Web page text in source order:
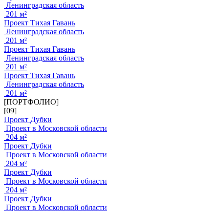
Ленинградская область
201 м²
Проект Тихая Гавань
Ленинградская область
201 м²
Проект Тихая Гавань
Ленинградская область
201 м²
Проект Тихая Гавань
Ленинградская область
201 м²
[ПОРТФОЛИО]
[09]
Проект Дубки
Проект в Московской области
204 м²
Проект Дубки
Проект в Московской области
204 м²
Проект Дубки
Проект в Московской области
204 м²
Проект Дубки
Проект в Московской области